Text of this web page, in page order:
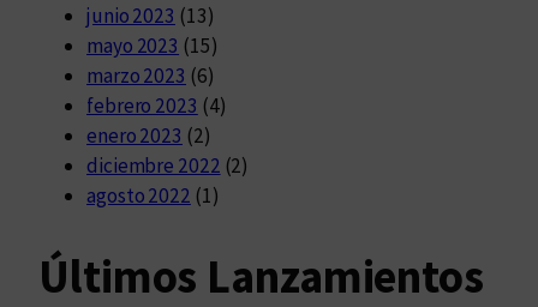
junio 2023 (13)
mayo 2023 (15)
marzo 2023 (6)
febrero 2023 (4)
enero 2023 (2)
diciembre 2022 (2)
agosto 2022 (1)
Últimos Lanzamientos